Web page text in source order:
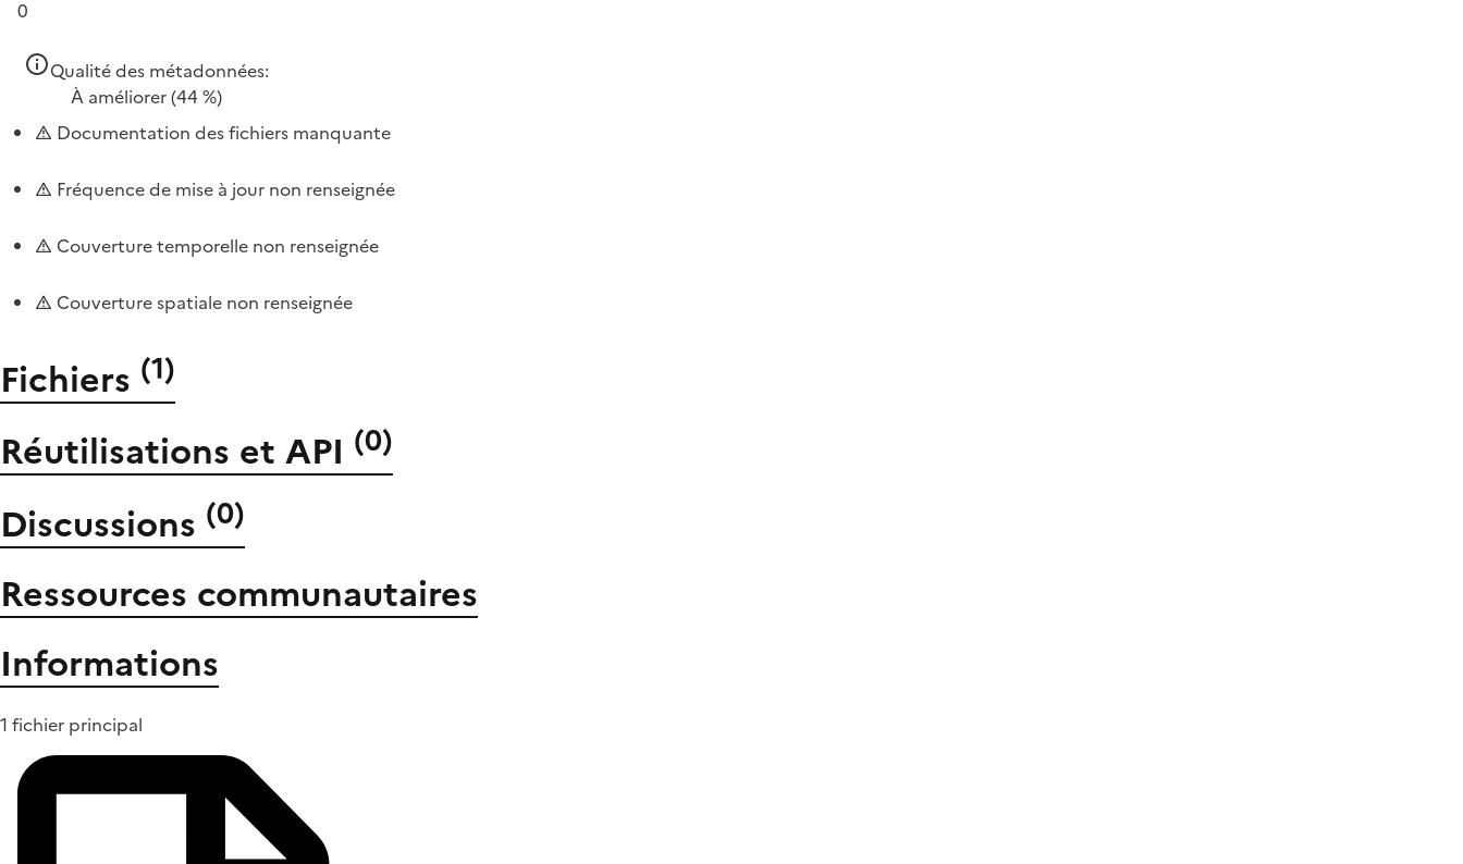
0
Qualité des métadonnées:
À améliorer(44 %)
Documentation des fichiers manquante
Fréquence de mise à jour non renseignée
Couverture temporelle non renseignée
Couverture spatiale non renseignée
Fichiers (1)
Réutilisations et API (0)
Discussions (0)
Ressources communautaires
Informations
1 fichier principal